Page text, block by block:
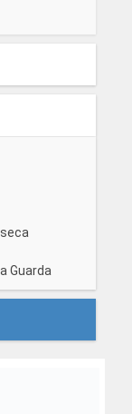
Guarda